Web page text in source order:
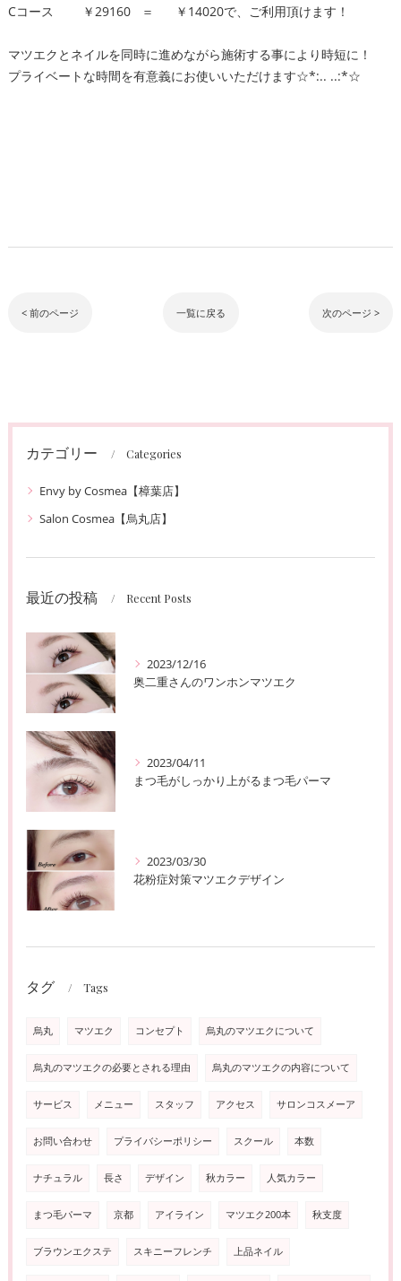
Cコース ￥29160 ＝ ￥14020で、ご利用頂けます！
マツエクとネイルを同時に進めながら施術する事により時短に！
プライベートな時間を有意義にお使いいただけます☆*:.. ..:*☆
< 前のページ 一覧に戻る 次のページ >
カテゴリー Categories
Envy by Cosmea【樟葉店】
Salon Cosmea【烏丸店】
最近の投稿 Recent Posts
2023/12/16
奥二重さんのワンホンマツエク
2023/04/11
まつ毛がしっかり上がるまつ毛パーマ
2023/03/30
花粉症対策マツエクデザイン
タグ Tags
烏丸 マツエク コンセプト 烏丸のマツエクについて
烏丸のマツエクの必要とされる理由 烏丸のマツエクの内容について
サービス メニュー スタッフ アクセス サロンコスメーア
お問い合わせ プライバシーポリシー スクール 本数
ナチュラル 長さ デザイン 秋カラー 人気カラー
まつ毛パーマ 京都 アイライン マツエク200本 秋支度
ブラウンエクステ スキニーフレンチ 上品ネイル